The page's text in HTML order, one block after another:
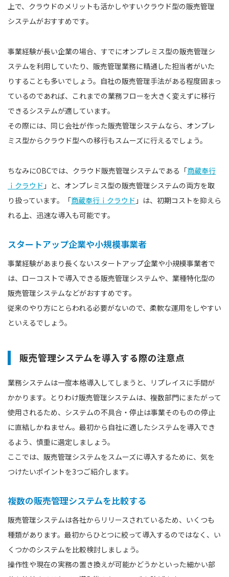
上で、クラウドのメリットも活かしやすいクラウド型の販売管理
システムがおすすめです。
事業経験が長い企業の場合、すでにオンプレミス型の販売管理シ
ステムを利用していたり、販売管理業務に精通した担当者がいた
りすることも多いでしょう。自社の販売管理手法がある程度固まっ
ているのであれば、これまでの業務フローを大きく変えずに移行
できるシステムが適しています。
その際には、同じ会社が作った販売管理システムなら、オンプレ
ミス型からクラウド型への移行もスムーズに行えるでしょう。
ちなみにOBCでは、クラウド販売管理システムである「商蔵奉行
ｉクラウド 」と、オンプレミス型の販売管理システムの両方を取
り扱っています。「商蔵奉行ｉクラウド 」は、初期コストを抑えら
れる上、迅速な導入も可能です。
スタートアップ企業や小規模事業者
事業経験があまり長くないスタートアップ企業や小規模事業者で
は、ローコストで導入できる販売管理システムや、業種特化型の
販売管理システムなどがおすすめです。
従来のやり方にとらわれる必要がないので、柔軟な運用をしやすい
といえるでしょう。
販売管理システムを導入する際の注意点
業務システムは一度本格導入してしまうと、リプレイスに手間が
かかります。とりわけ販売管理システムは、複数部門にまたがって
使用されるため、システムの不具合・停止は事業そのものの停止
に直結しかねません。最初から自社に適したシステムを導入でき
るよう、慎重に選定しましょう。
ここでは、販売管理システムをスムーズに導入するために、気を
つけたいポイントを3つご紹介します。
複数の販売管理システムを比較する
販売管理システムは各社からリリースされているため、いくつも
種類があります。最初からひとつに絞って導入するのではなく、い
くつかのシステムを比較検討しましょう。
操作性や現在の実務の置き換えが可能かどうかといった細かい部